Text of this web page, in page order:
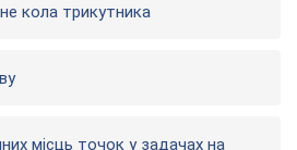
кола трикутника
місць точок у задачах на